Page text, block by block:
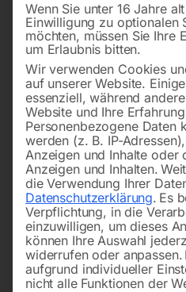
Wenn Sie unter 16 Jahre
Einwilligung zu optionalen
möchten, müssen Sie Ihre
um Erlaubnis bitten.
Wir verwenden Cookies
auf unserer Website.
essenziell, während
Website und Ihre
Personenbezogene Daten
werden (z. B. IP-
Anzeigen und Inhalte oder
Anzeigen und Inhalten.
die Verwendung Ihrer
Datenschutzerklärung. Es
Verpflichtung, in die
einzuwilligen, um dieses
können Ihre Auswahl
widerrufen oder anpassen.
aufgrund individueller
nicht alle Funktionen der